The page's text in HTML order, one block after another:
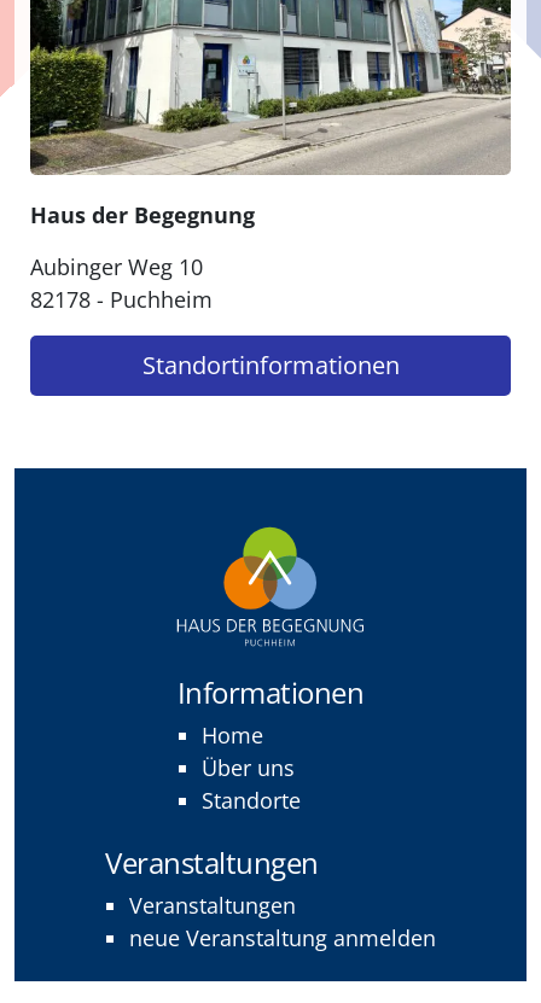
Haus der Begegnung
Aubinger Weg 10
82178 - Puchheim
Standort­informationen
Informationen
Home
Über uns
Standorte
Veranstaltungen
Veranstaltungen
neue Veranstaltung anmelden